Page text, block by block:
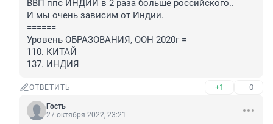
ВВП ппс ИНДИИ в 2 раза больше российского..
И мы очень зависим от Индии.
======
Уровень ОБРАЗОВАНИЯ, ООН 2020г =
110. КИТАЙ
137. ИНДИЯ
ОТВЕТИТЬ +1 –0
Гость
27 октября 2022, 23:21